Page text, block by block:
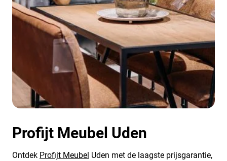
Profijt Meubel Uden
Ontdek Profijt Meubel Uden met de laagste prijsgarantie,